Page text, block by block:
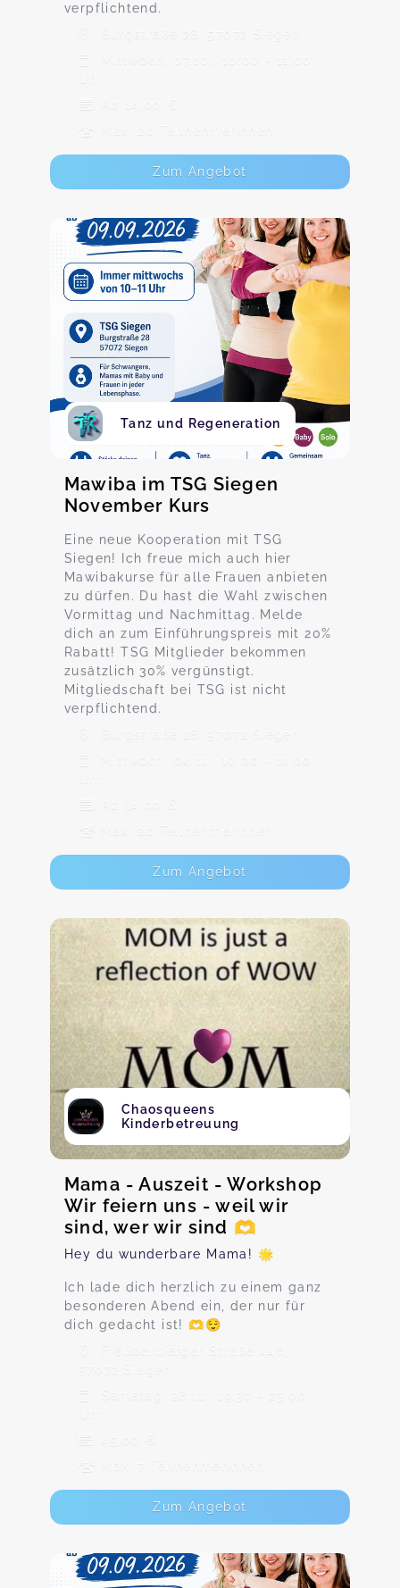
verpflichtend.
Burgstraße 28, 57072 Siegen
Mittwoch, 07.10., 10:00 - 11:00
Ab 14,00 €
Max. 20 TeilnehmerInnen
Zum Angebot
Tanz und Regeneration
Mawiba im TSG Siegen
November Kurs
Eine neue Kooperation mit TSG
Siegen! Ich freue mich auch hier
Mawibakurse für alle Frauen anbieten
zu dürfen. Du hast die Wahl zwischen
Vormittag und Nachmittag. Melde
dich an zum Einführungspreis mit 20%
Rabatt! TSG Mitglieder bekommen
zusätzlich 30% vergünstigt.
Mitgliedschaft bei TSG ist nicht
verpflichtend.
Burgstraße 28, 57072 Siegen
Mittwoch, 04.11., 10:00 - 11:00
Ab 14,00 €
Max. 20 TeilnehmerInnen
Zum Angebot
Chaosqueens
Kinderbetreuung
Mama - Auszeit - Workshop
Wir feiern uns - weil wir
sind, wer wir sind 🫶
Hey du wunderbare Mama! 🌟
Ich lade dich herzlich zu einem ganz
besonderen Abend ein, der nur für
dich gedacht ist! 🫶😌
Freudenberger Straße 448,
57072 Siegen
Samstag, 28.11., 19:30 - 23:00
45,00 €
Max. 7 TeilnehmerInnen
Zum Angebot